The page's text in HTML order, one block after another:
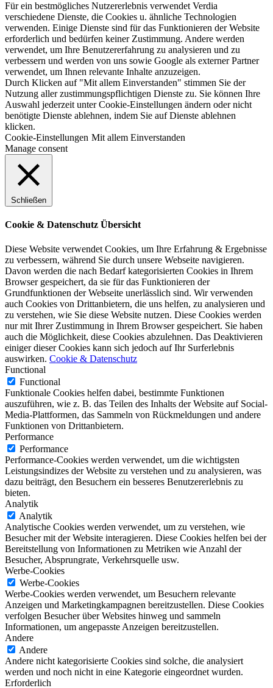
Für ein bestmögliches Nutzererlebnis verwendet Verdia
verschiedene Dienste, die Cookies u. ähnliche Technologien
verwenden. Einige Dienste sind für das Funktionieren der Website
erforderlich und bedürfen keiner Zustimmung. Andere werden
verwendet, um Ihre Benutzererfahrung zu analysieren und zu
verbessern und werden von uns sowie Google als externer Partner
verwendet, um Ihnen relevante Inhalte anzuzeigen.
Durch Klicken auf "Mit allem Einverstanden" stimmen Sie der
Nutzung aller zustimmungspflichtigen Dienste zu. Sie können Ihre
Auswahl jederzeit unter Cookie-Einstellungen ändern oder nicht
benötigte Dienste ablehnen, indem Sie auf Dienste ablehnen
klicken.
Cookie-Einstellungen Mit allem Einverstanden
Manage consent
Schließen
Cookie & Datenschutz Übersicht
Diese Website verwendet Cookies, um Ihre Erfahrung & Ergebnisse
zu verbessern, während Sie durch unsere Webseite navigieren.
Davon werden die nach Bedarf kategorisierten Cookies in Ihrem
Browser gespeichert, da sie für das Funktionieren der
Grundfunktionen der Webseite unerlässlich sind. Wir verwenden
auch Cookies von Drittanbietern, die uns helfen, zu analysieren und
zu verstehen, wie Sie diese Website nutzen. Diese Cookies werden
nur mit Ihrer Zustimmung in Ihrem Browser gespeichert. Sie haben
auch die Möglichkeit, diese Cookies abzulehnen. Das Deaktivieren
einiger dieser Cookies kann sich jedoch auf Ihr Surferlebnis
auswirken. Cookie & Datenschutz
Functional
Functional
Funktionale Cookies helfen dabei, bestimmte Funktionen
auszuführen, wie z. B. das Teilen des Inhalts der Website auf Social-
Media-Plattformen, das Sammeln von Rückmeldungen und andere
Funktionen von Drittanbietern.
Performance
Performance
Performance-Cookies werden verwendet, um die wichtigsten
Leistungsindizes der Website zu verstehen und zu analysieren, was
dazu beiträgt, den Besuchern ein besseres Benutzererlebnis zu
bieten.
Analytik
Analytik
Analytische Cookies werden verwendet, um zu verstehen, wie
Besucher mit der Website interagieren. Diese Cookies helfen bei der
Bereitstellung von Informationen zu Metriken wie Anzahl der
Besucher, Absprungrate, Verkehrsquelle usw.
Werbe-Cookies
Werbe-Cookies
Werbe-Cookies werden verwendet, um Besuchern relevante
Anzeigen und Marketingkampagnen bereitzustellen. Diese Cookies
verfolgen Besucher über Websites hinweg und sammeln
Informationen, um angepasste Anzeigen bereitzustellen.
Andere
Andere
Andere nicht kategorisierte Cookies sind solche, die analysiert
werden und noch nicht in eine Kategorie eingeordnet wurden.
Erforderlich